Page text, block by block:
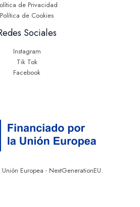
de Privacidad
Política de Cookies
Sociales
Instagram
Tik Tok
Facebook
Europea - NextGenerationEU.